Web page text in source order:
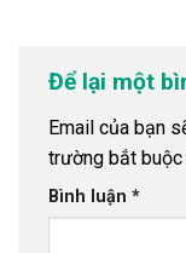
Để lại một
Email của bạn
trường bắt
Bình luận *